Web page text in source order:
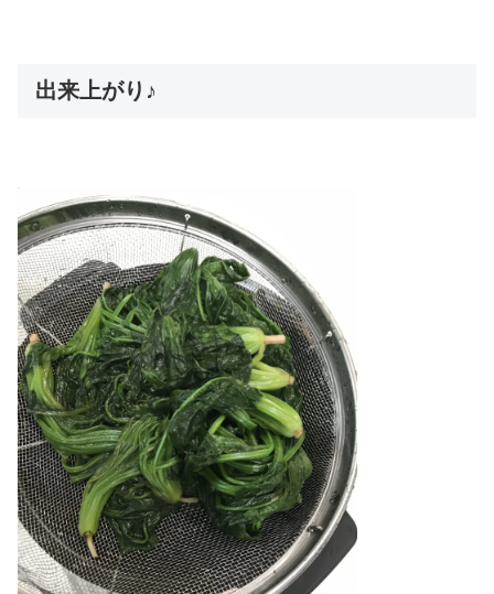
出来上がり♪